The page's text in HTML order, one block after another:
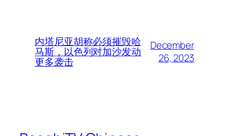
内塔尼亚胡称必须摧毁哈
马斯，以色列对加沙发动
更多袭击
December
26, 2023